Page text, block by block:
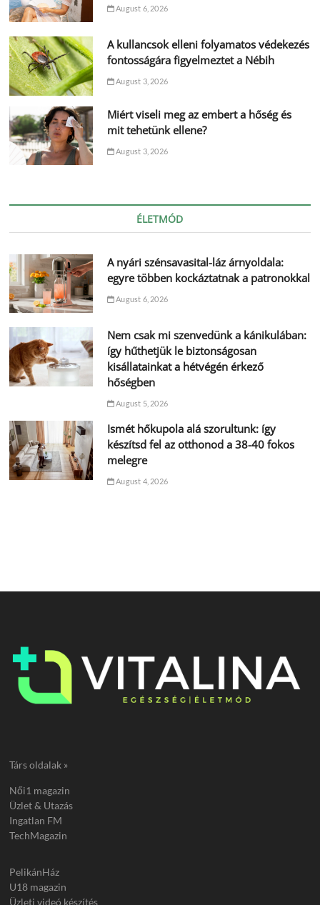
August 6, 2026
A kullancsok elleni folyamatos védekezés
fontosságára figyelmeztet a Nébih
August 3, 2026
Miért viseli meg az embert a hőség és
mit tehetünk ellene?
August 3, 2026
ÉLETMÓD
A nyári szénsavasital-láz árnyoldala:
egyre többen kockáztatnak a patronokkal
August 6, 2026
Nem csak mi szenvedünk a kánikulában:
így hűthetjük le biztonságosan
kisállatainkat a hétvégén érkező
hőségben
August 5, 2026
Ismét hőkupola alá szorultunk: így
készítsd fel az otthonod a 38-40 fokos
melegre
August 4, 2026
Társ oldalak »
Női1 magazin
Üzlet & Utazás
Ingatlan FM
TechMagazin
PelikánHáz
U18 magazin
Üzleti videó készítés